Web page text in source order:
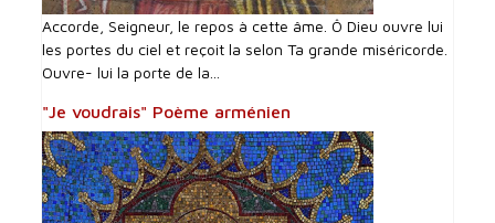
Accorde, Seigneur, le repos à cette âme. Ô Dieu ouvre lui
les portes du ciel et reçoit la selon Ta grande miséricorde.
Ouvre- lui la porte de la...
"Je voudrais" Poème arménien